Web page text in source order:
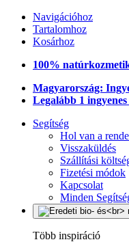
Navigációhoz
Tartalomhoz
Kosárhoz
100%
Magyarország:
Legalább 1
Segítség
Hol van a
Visszaküldés
Szállítási
Fizetési módok
Kapcsolat
Minden
Több inspiráció